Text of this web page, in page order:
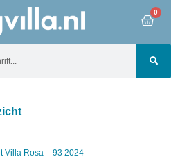
0
Villa Rosa – 93 2024